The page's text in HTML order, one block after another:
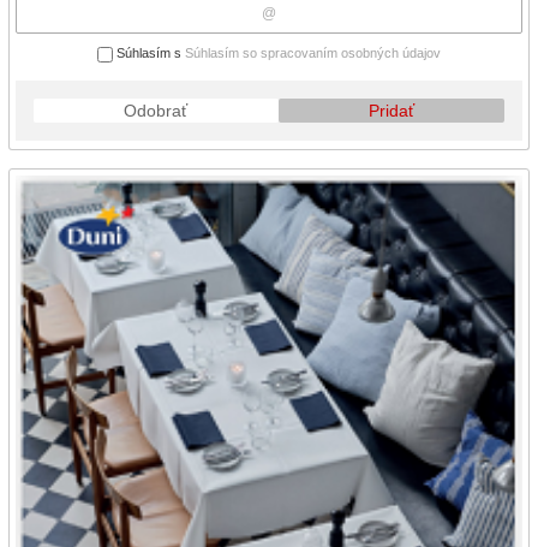
Súhlasím s Súhlasím so spracovaním osobných údajov
Odobrať Pridať